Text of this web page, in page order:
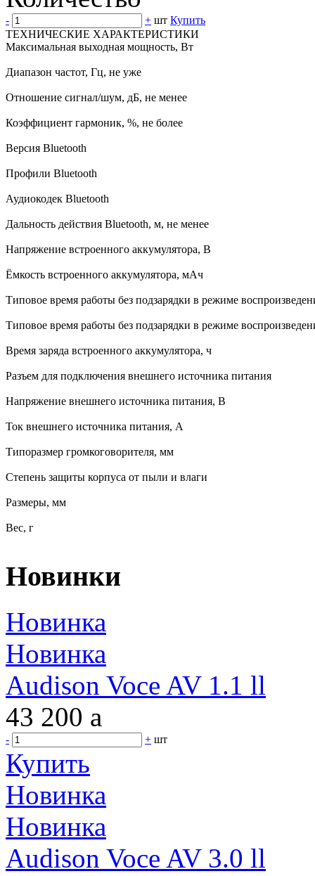
- + шт Купить
ТЕХНИЧЕСКИЕ ХАРАКТЕРИСТИКИ
Максимальная выходная мощность, Вт
Диапазон частот, Гц, не уже
Отношение сигнал/шум, дБ, не менее
Коэффициент гармоник, %, не более
Версия Bluetooth
Профили Bluetooth
Аудиокодек Bluetooth
Дальность действия Bluetooth, м, не менее
Напряжение встроенного аккумулятора, В
Ёмкость встроенного аккумулятора, мАч
Типовое время работы без подзарядки в режиме
Типовое время работы без подзарядки в режиме
Время заряда встроенного аккумулятора, ч
Разъем для подключения внешнего источника питания
Напряжение внешнего источника питания, В
Ток внешнего источника питания, А
Типоразмер громкоговорителя, мм
Степень защиты корпуса от пыли и влаги
Размеры, мм
Вес, г
Новинки
Новинка
Новинка
Audison Voce AV 1.1 ll
43 200 a
- + шт
Купить
Новинка
Новинка
Audison Voce AV 3.0 ll